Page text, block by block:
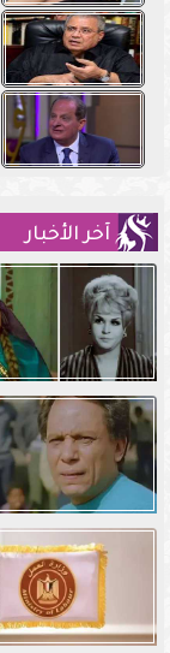
آخر الأخبار